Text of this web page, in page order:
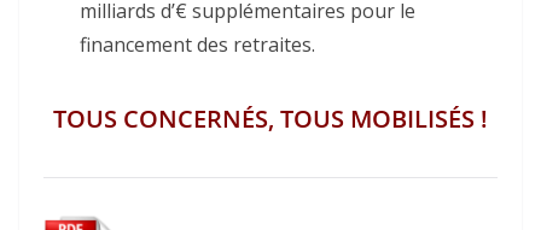
milliards d’€ supplémentaires pour le
financement des retraites.
TOUS CONCERNÉS, TOUS MOBILISÉS !